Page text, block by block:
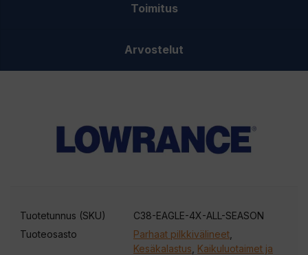
Toimitus
Arvostelut
Tuotetunnus (SKU)
C38-EAGLE-4X-ALL-SEASON
Tuoteosasto
Parhaat pilkkivälineet
Kesäkalastus Kaikuluotaimet ja